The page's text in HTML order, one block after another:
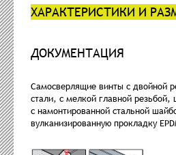
ХАРАКТЕРИСТИКИ И
ДОКУМЕНТАЦИЯ
Самосверлящие винты с двойной
стали, с мелкой главной резьбой,
с намонтированной стальной
вулканизированную прокладку